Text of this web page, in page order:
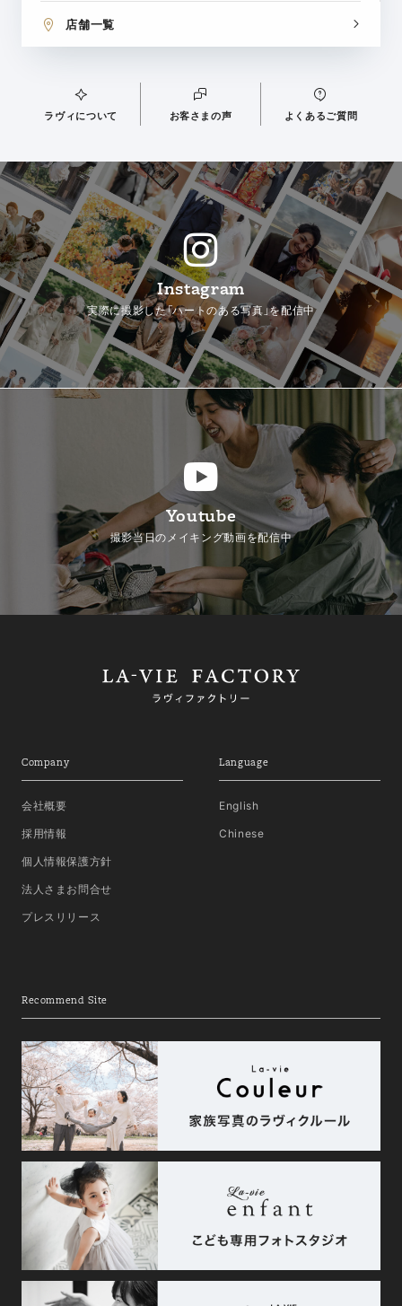
店舗一覧
ラヴィについて お客さまの声 よくあるご質問
Instagram
実際に撮影した「ハートのある写真」を配信中
Youtube
撮影当日のメイキング動画を配信中
Company
会社概要
採用情報
個人情報保護方針
法人さまお問合せ
プレスリリース
Language
English
Chinese
Recommend Site